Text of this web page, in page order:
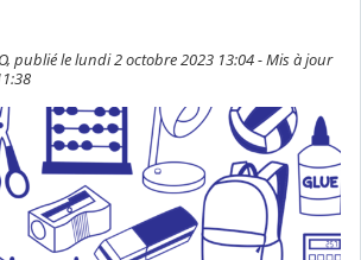
publié le lundi 2 octobre 2023 13:04 - Mis à jour